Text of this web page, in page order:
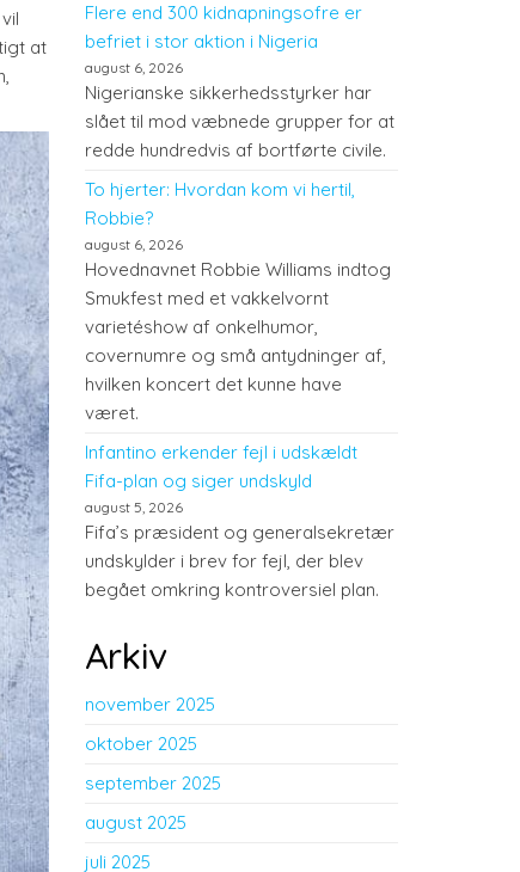
at
Flere end 300 kidnapningsofre er
befriet i stor aktion i Nigeria
august 6, 2026
Nigerianske sikkerhedsstyrker har
slået til mod væbnede grupper for at
redde hundredvis af bortførte civile.
To hjerter: Hvordan kom vi hertil,
Robbie?
august 6, 2026
Hovednavnet Robbie Williams indtog
Smukfest med et vakkelvornt
varietéshow af onkelhumor,
covernumre og små antydninger af,
hvilken koncert det kunne have
været.
Infantino erkender fejl i udskældt
Fifa-plan og siger undskyld
august 5, 2026
Fifa’s præsident og generalsekretær
undskylder i brev for fejl, der blev
begået omkring kontroversiel plan.
Arkiv
november 2025
oktober 2025
september 2025
august 2025
juli 2025